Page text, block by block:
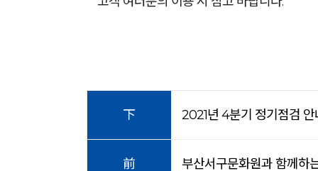
下 2021년 4분기 정기점검 안
前 부산서구문화원과 함께하